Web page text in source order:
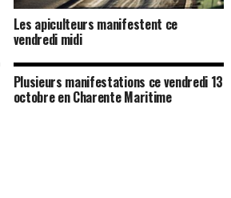
Les apiculteurs manifestent ce
vendredi midi
Plusieurs manifestations ce vendredi 13
octobre en Charente Maritime